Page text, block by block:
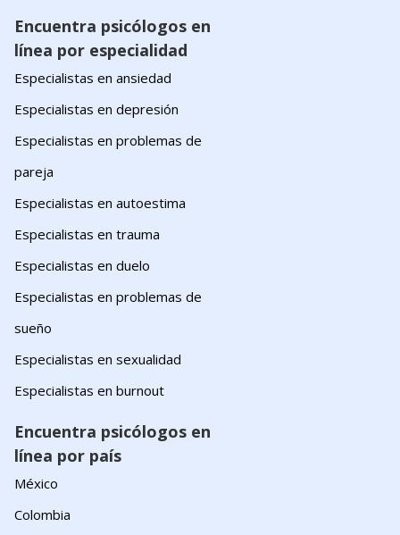
Encuentra psicólogos en
línea por especialidad
Especialistas en ansiedad
Especialistas en depresión
Especialistas en problemas de
pareja
Especialistas en autoestima
Especialistas en trauma
Especialistas en duelo
Especialistas en problemas de
sueño
Especialistas en sexualidad
Especialistas en burnout
Encuentra psicólogos en
línea por país
México
Colombia